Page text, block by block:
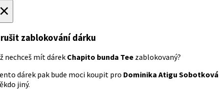
zablokování dárku
nechceš mít dárek Chapito bunda Tee zablokovaný?
dárek pak bude moci koupit pro Dominika Atigu Sobotková
jiný.